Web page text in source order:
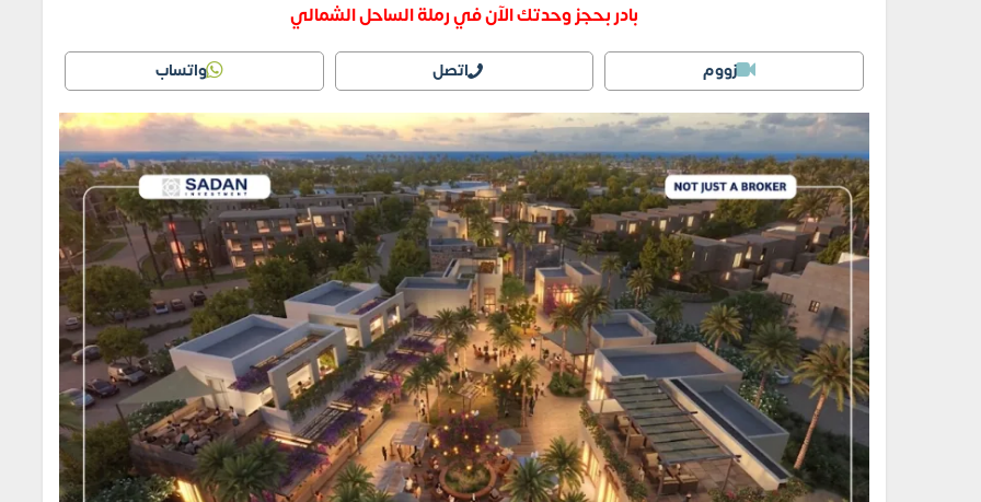
بادر بحجز وحدتك الآن في رملة الساحل الشمالي
زووم اتصل واتساب